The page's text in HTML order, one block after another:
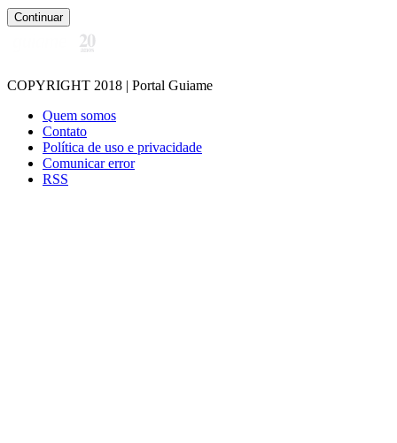
Continuar
COPYRIGHT 2018 | Portal Guiame
Quem somos
Contato
Política de uso e privacidade
Comunicar error
RSS